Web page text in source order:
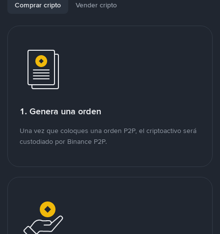
Comprar cripto Vender cripto
1. Genera una orden
Una vez que coloques una orden P2P, el criptoactivo será
custodiado por Binance P2P.